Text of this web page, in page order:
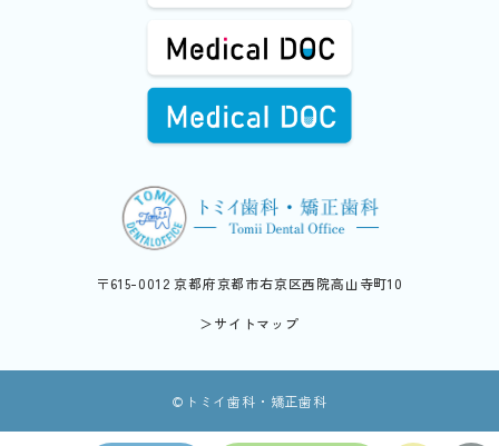
〒615-0012 京都府京都市右京区西院高山寺町10
＞サイトマップ
©︎トミイ歯科・矯正歯科